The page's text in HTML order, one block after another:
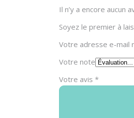
Il n’y a encore aucun
Soyez le premier à
Votre adresse e-mail
Votre note
Votre avis *